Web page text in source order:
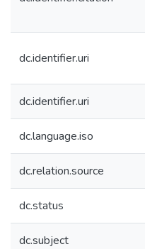
dc.identifier.uri
dc.identifier.uri
dc.language.iso
dc.relation.source
dc.status
dc.subject